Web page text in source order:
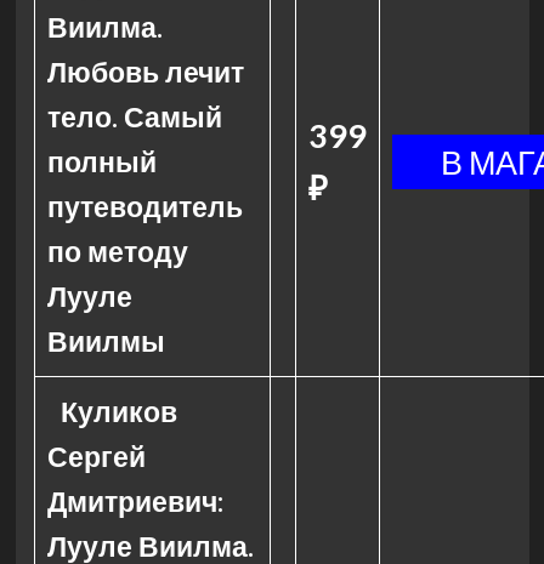
Виилма.
Любовь лечит
тело. Самый
полный
путеводитель
по методу
Лууле
Виилмы
399
₽
Куликов
Сергей
Дмитриевич:
Лууле Виилма.